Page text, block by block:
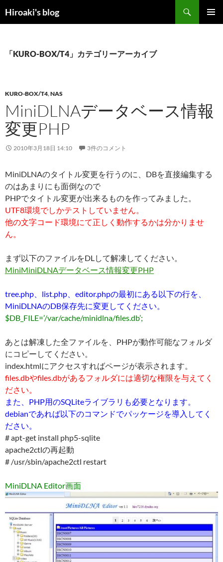
ンHiroaki's blog
索
「KURO-BOX/T4」カテゴリーアーカイブ
KURO-BOX/T4,NAS
MiniDLNAデータベース情報
変更PHP
2010年3月18日 14:10 3件のコメント
MiniDLNAのタイトル変更を行うのに、DBを直接編集する
のはあまりにも面倒なので
PHPでタイトル変更が出来るものを作ってみました。
UTF8環境でしかテストしていません。
他の文字コード環境にて正しく動作するかは分かりませ
ん。
まず以下のファイルをDLして解凍してください。
MiniMiniDLNAデータベース情報変更PHP
tree.php、list.php、editor.phpの最初にある以下の行を、
MiniDLNAのDB保存先に変更してください。
$DB_FILE=’/var/cache/minidlna/files.db’;
あとは解凍した全ファイルを、PHPが動作可能なフォルダ
にコピーしてください。
index.htmlにアクセスすればページが表示されます。
files.dbやfiles.dbがあるフォルダには適切な権限を与えてく
ださい。
また、PHP用のSQLiteライブラリも必要となります。
debianであれば以下のコマンドでパッケージを導入してく
ださい。
# apt-get install php5-sqlite
apache2ctlの再起動
# /usr/sbin/apache2ctl restart
MiniDLNA Editor画面